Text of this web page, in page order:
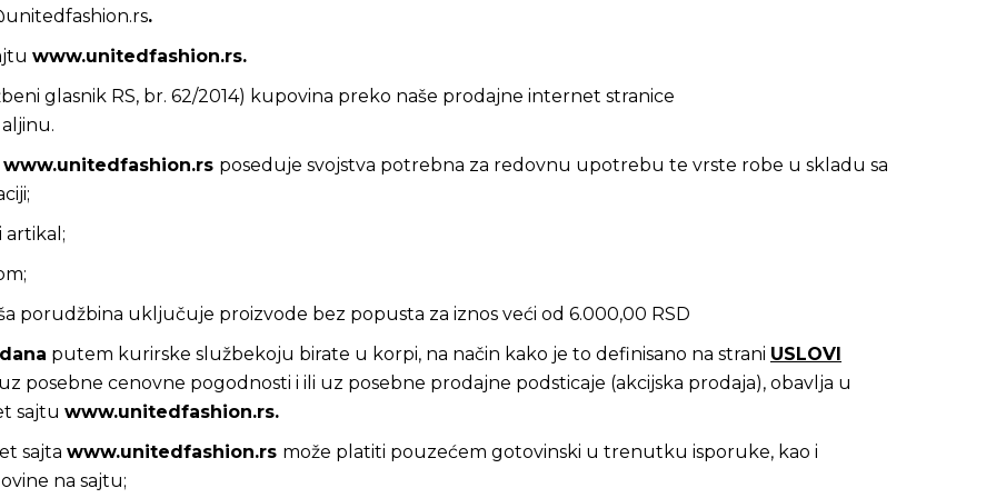
.
www.unitedfashion.rs.
glasnik RS, br. 62/2014) kupovina preko naše prodajne internet stranice
www.unitedfashion.rs poseduje svojstva potrebna za redovnu upotrebu te vrste robe u skladu sa
artikal;
porudžbina uključuje proizvode bez popusta za iznos veći od 6.000,00 RSD
putem kurirske službekoju birate u korpi, na način kako je to definisano na strani USLOVI
posebne cenovne pogodnosti i ili uz posebne prodajne podsticaje (akcijska prodaja), obavlja u
sajtu www.unitedfashion.rs.
sajta www.unitedfashion.rs može platiti pouzećem gotovinski u trenutku isporuke, kao i
na sajtu;